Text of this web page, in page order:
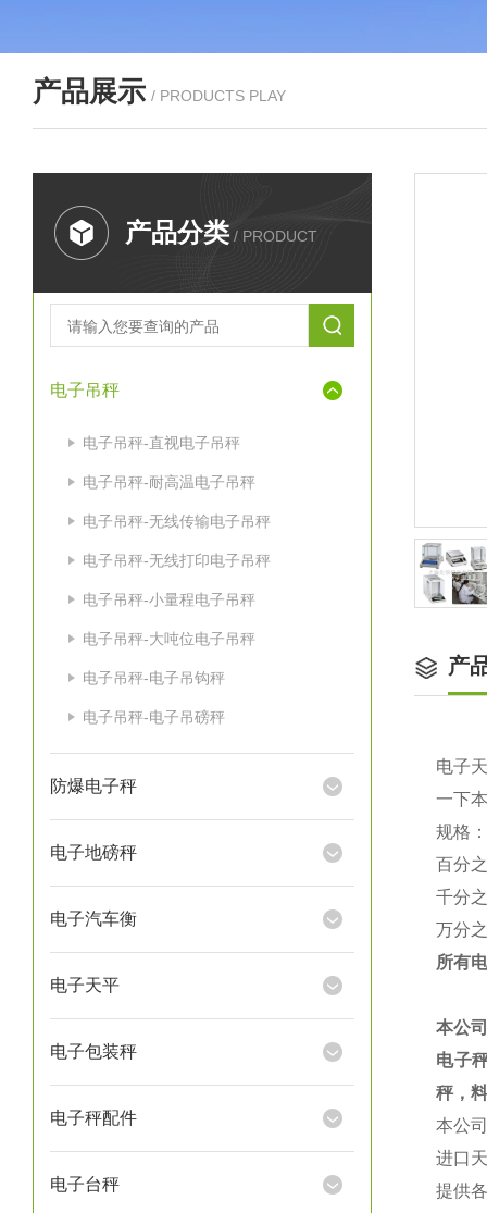
产品展示 / PRODUCTS PLAY
产品分类 / PRODUCT
电子吊秤
电子吊秤-直视电子吊秤
电子吊秤-耐高温电子吊秤
电子吊秤-无线传输电子吊秤
电子吊秤-无线打印电子吊秤
电子吊秤-小量程电子吊秤
电子吊秤-大吨位电子吊秤
电子吊秤-电子吊钩秤
电子吊秤-电子吊磅秤
防爆电子秤
电子地磅秤
电子汽车衡
电子天平
电子包装秤
电子秤配件
电子台秤
产
电子
一下
规格
百分
千分
万分
所有
本公
电子
秤，
本公
进口
提供